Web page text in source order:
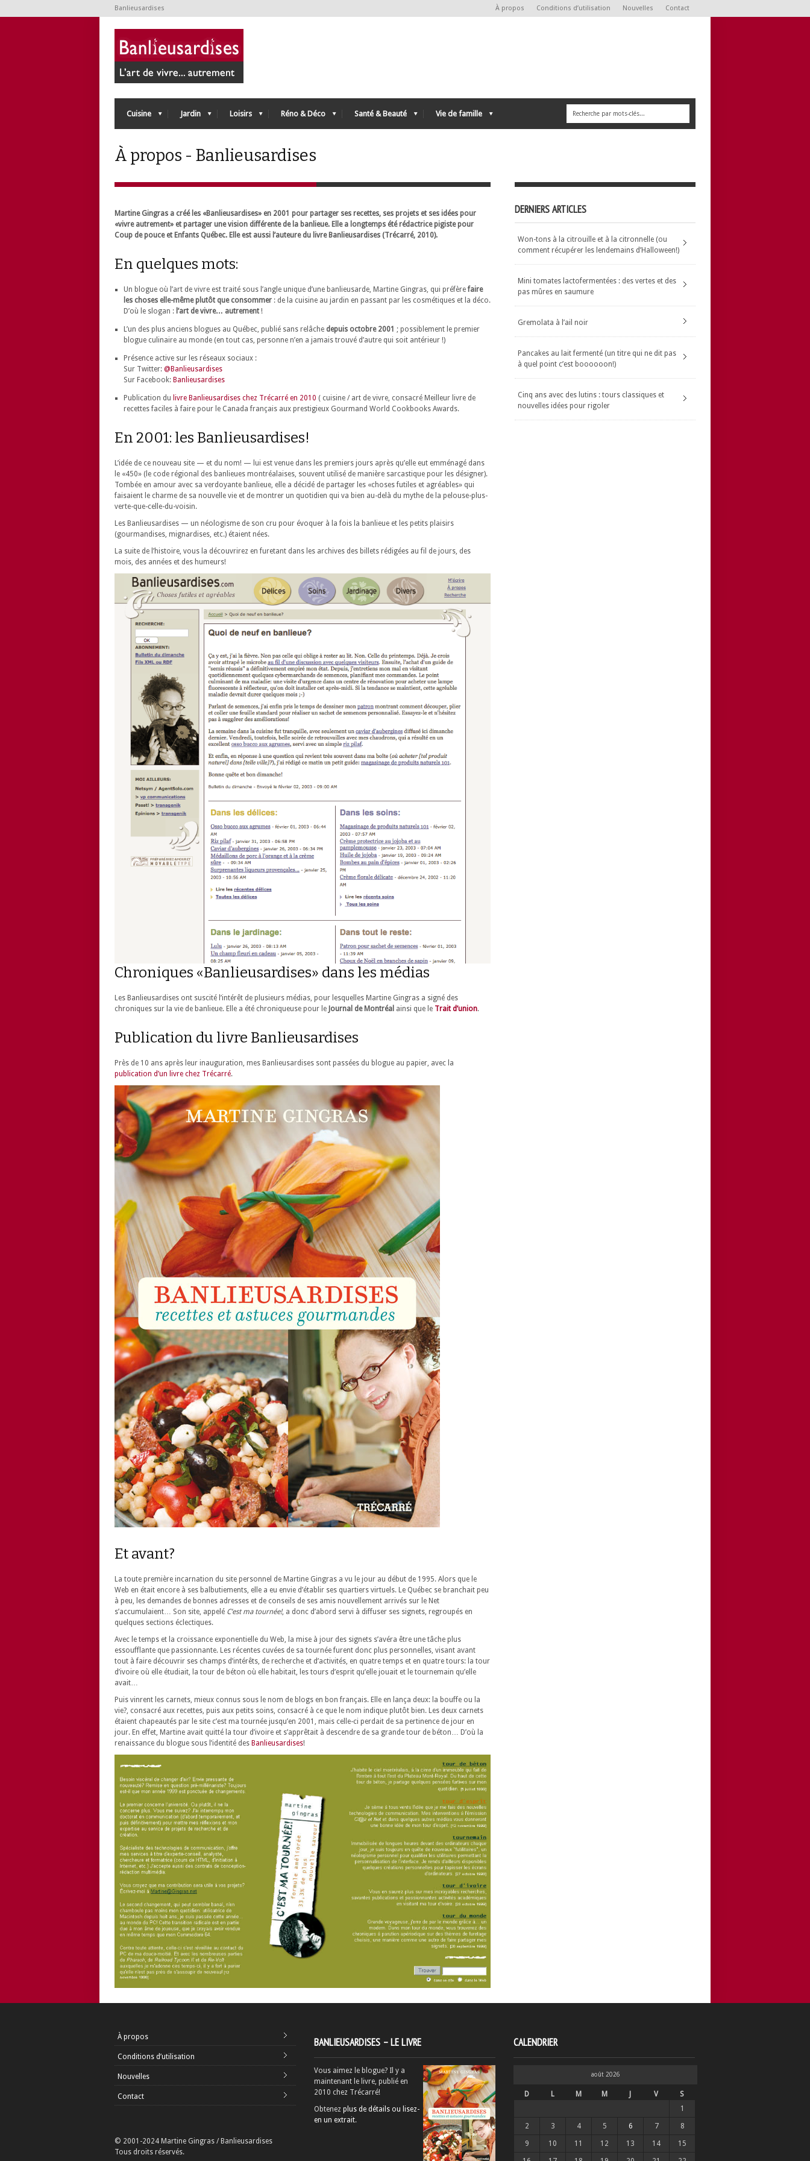
Banlieusardises À propos Conditions d’utilisation Nouvelles Contact
Cuisine Jardin Loisirs Réno & Déco Santé & Beauté Vie de famille
À propos - Banlieusardises
Martine Gingras a créé les «Banlieusardises» en 2001 pour partager ses recettes, ses projets et ses idées pour
«vivre autrement» et partager une vision différente de la banlieue. Elle a longtemps été rédactrice pigiste pour
Coup de pouce et Enfants Québec. Elle est aussi l’auteure du livre Banlieusardises (Trécarré, 2010).
En quelques mots:
Un blogue où l’art de vivre est traité sous l’angle unique d’une banlieusarde, Martine Gingras, qui préfèrefaire
les choses elle-même plutôt que consommer : de la cuisine au jardin en passant par les cosmétiques et la déco.
D’où le slogan : l’art de vivre… autrement !
L’un des plus anciens blogues au Québec, publié sans relâche depuis octobre 2001 ; possiblement le premier
blogue culinaire au monde (en tout cas, personne n’en a jamais trouvé d’autre qui soit antérieur !)
Présence active sur les réseaux sociaux :
Sur Twitter: @Banlieusardises
Sur Facebook: Banlieusardises
Publication du livre Banlieusardises chez Trécarré en 2010 ( cuisine / art de vivre, consacré Meilleur livre de
recettes faciles à faire pour le Canada français aux prestigieux Gourmand World Cookbooks Awards.
En 2001: les Banlieusardises!
L’idée de ce nouveau site — et du nom! — lui est venue dans les premiers jours après qu’elle eut emménagé dans
le «450» (le code régional des banlieues montréalaises, souvent utilisé de manière sarcastique pour les désigner).
Tombée en amour avec sa verdoyante banlieue, elle a décidé de partager les «choses futiles et agréables» qui
faisaient le charme de sa nouvelle vie et de montrer un quotidien qui va bien au-delà du mythe de la pelouse-plus-
verte-que-celle-du-voisin.
Les Banlieusardises — un néologisme de son cru pour évoquer à la fois la banlieue et les petits plaisirs
(gourmandises, mignardises, etc.) étaient nées.
La suite de l’histoire, vous la découvrirez en furetant dans les archives des billets rédigées au fil de jours, des
mois, des années et des humeurs!
Chroniques «Banlieusardises» dans les médias
Les Banlieusardises ont suscité l’intérêt de plusieurs médias, pour lesquelles Martine Gingras a signé des
chroniques sur la vie de banlieue. Elle a été chroniqueuse pour le Journal de Montréal ainsi que le Trait d’union.
Publication du livre Banlieusardises
Près de 10 ans après leur inauguration, mes Banlieusardises sont passées du blogue au papier, avec la
publication d’un livre chez Trécarré.
Et avant?
La toute première incarnation du site personnel de Martine Gingras a vu le jour au début de 1995. Alors que le
Web en était encore à ses balbutiements, elle a eu envie d’établir ses quartiers virtuels. Le Québec se branchait peu
à peu, les demandes de bonnes adresses et de conseils de ses amis nouvellement arrivés sur le Net
s’accumulaient… Son site, appelé C’est ma tournée!, a donc d’abord servi à diffuser ses signets, regroupés en
quelques sections éclectiques.
Avec le temps et la croissance exponentielle du Web, la mise à jour des signets s’avéra être une tâche plus
essoufflante que passionnante. Les récentes cuvées de sa tournée furent donc plus personnelles, visant avant
tout à faire découvrir ses champs d’intérêts, de recherche et d’activités, en quatre temps et en quatre tours: la tour
d’ivoire où elle étudiait, la tour de béton où elle habitait, les tours d’esprit qu’elle jouait et le tournemain qu’elle
avait…
Puis vinrent les carnets, mieux connus sous le nom de blogs en bon français. Elle en lança deux: la bouffe ou la
vie?, consacré aux recettes, puis aux petits soins, consacré à ce que le nom indique plutôt bien. Les deux carnets
étaient chapeautés par le site c’est ma tournée jusqu’en 2001, mais celle-ci perdait de sa pertinence de jour en
jour. En effet, Martine avait quitté la tour d’ivoire et s’apprêtait à descendre de sa grande tour de béton… D’où la
renaissance du blogue sous l’identité des Banlieusardises!
DERNIERS ARTICLES
Won-tons à la citrouille et à la citronnelle (ou
comment récupérer les lendemains d’Halloween!)
Mini tomates lactofermentées : des vertes et des
pas mûres en saumure
Gremolata à l’ail noir
Pancakes au lait fermenté (un titre qui ne dit pas
à quel point c’est boooooon!)
Cinq ans avec des lutins : tours classiques et
nouvelles idées pour rigoler
À propos
Conditions d’utilisation
Nouvelles
Contact
© 2001-2024 Martine Gingras / Banlieusardises
Tous droits réservés.
BANLIEUSARDISES – LE LIVRE
Vous aimez le blogue? Il y a
maintenant le livre, publié en
2010 chez Trécarré!
Obtenez plus de détails ou lisez-
en un extrait.
CALENDRIER
août 2026
D L M M J V
S
1
2 3 4 5 6 7 8
9 10 11 12 13 14 15